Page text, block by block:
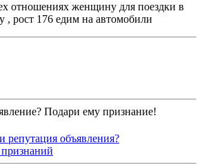
отношениях женщину для поездки в
рост 176 едим на автомобили
Подари ему признание!
репутация объявления?